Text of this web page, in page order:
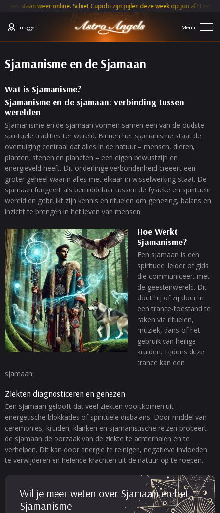
weer online. Schiet Cupido zijn pijlen deze week op jou af? Lees je
Inloggen
Sjamanisme en de Sjamaan
Wat is Sjamanisme?
Sjamanisme en de sjamaan: verbinding tussen
werelden
Sjamanisme en de sjamaan vormen samen een van de oudste
spirituele tradities ter wereld. Binnen het sjamanisme staat de
overtuiging centraal dat alles in de natuur – mensen, dieren,
planten, stenen en planeten – een eigen bewustzijn en
energieveld heeft. Dit onderlinge verbondenheid creëert een
groter geheel waarin alles met elkaar in wisselwerking staat. De
sjamaan fungeert als bemiddelaar tussen de fysieke en spirituele
wereld en gebruikt zijn kennis en rituelen om genezing, balans en
inzicht te brengen in het leven van mensen.
Hoe Werkt
Sjamanisme?
Een sjamaan is een
spiritueel leider of gids
die communiceert met
de geestenwereld. Dit
doet hij of zij door in
een trance-toestand te
raken via rituelen,
muziek, dans of het
gebruik van heilige
kruiden. Tijdens deze
trance kan een
sjamaan:
Ziekten diagnosticeren en genezen
Een sjamaan gelooft dat veel ziekten voortkomen uit
energetische blokkades of spirituele disbalans. Door middel van
ceremonies, kruiden, klanken en sjamanistische reizen probeert
de sjamaan de oorzaak van de ziekte te achterhalen en te
verhelpen. Dit kan door energie te reinigen, negatieve invloeden
te verwijderen en helende krachten uit de natuur op te roepen.
Wil je meer weten over Sjamaan en het
Sjamanisme